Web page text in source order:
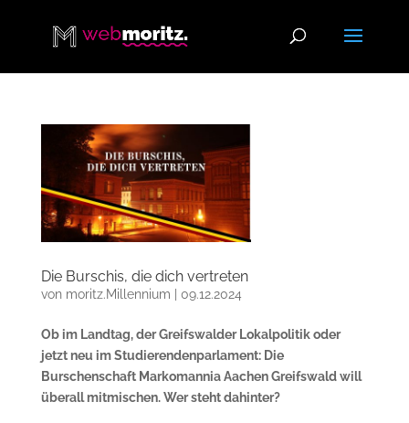
Die Burschis, die dich vertreten
von moritz.Millennium 09.12.2024
Ob im Landtag, der Greifswalder Lokalpolitik oder
jetzt neu im Studierendenparlament: Die
Burschenschaft Markomannia Aachen Greifswald will
überall mitmischen. Wer steht dahinter?